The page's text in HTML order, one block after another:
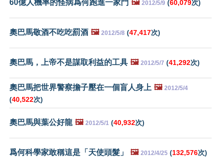
60億人機率的怪病爲何跑進一家門 🖼️ 2012/5/9 (60,079次)
奧巴馬敬酒不吃吃罰酒 🖼️ 2012/5/8 (47,417次)
奧巴馬，上帝不是謀取利益的工具 🖼️ 2012/5/7 (41,292次)
奧巴馬把世界警察擔子壓在一個盲人身上 🖼️ 2012/5/4
(40,522次)
奧巴馬與葉公好龍 🖼️ 2012/5/1 (40,932次)
爲何科學家敢稱這是「天使頭髮」 🖼️ 2012/4/25 (132,576次)